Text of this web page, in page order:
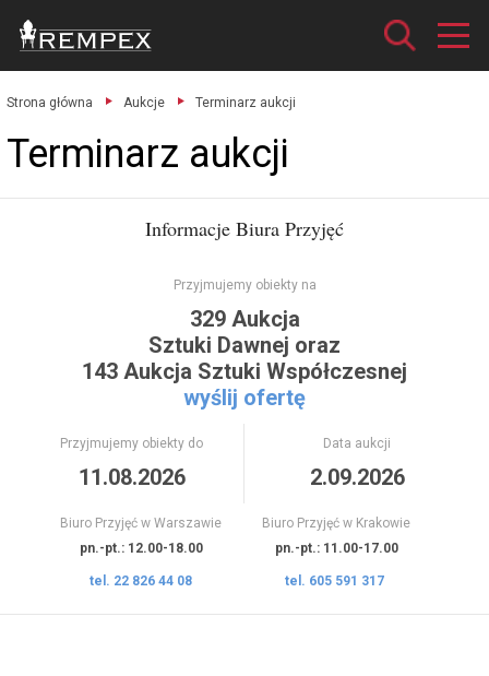
Strona główna Aukcje Terminarz aukcji
Terminarz aukcji
Informacje Biura Przyjęć
Przyjmujemy obiekty na
329 Aukcja
Sztuki Dawnej oraz
143 Aukcja Sztuki Współczesnej
wyślij ofertę
Przyjmujemy obiekty do
11.08.2026
Data aukcji
2.09.2026
Biuro Przyjęć w Warszawie
pn.-pt.: 12.00-18.00
tel. 22 826 44 08
Biuro Przyjęć w Krakowie
pn.-pt.: 11.00-17.00
tel. 605 591 317